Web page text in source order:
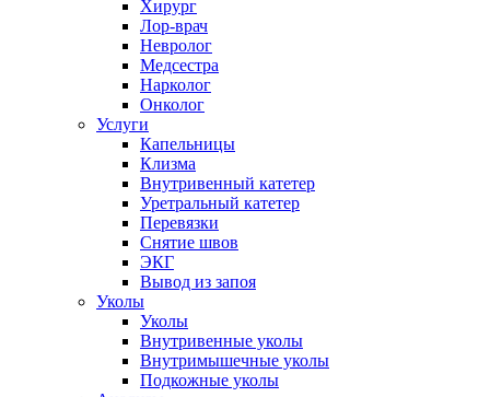
Хирург
Лор-врач
Невролог
Медсестра
Нарколог
Онколог
Услуги
Капельницы
Клизма
Внутривенный катетер
Уретральный катетер
Перевязки
Снятие швов
ЭКГ
Вывод из запоя
Уколы
Уколы
Внутривенные уколы
Внутримышечные уколы
Подкожные уколы